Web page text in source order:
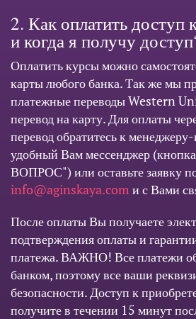
2. Как оплатить доступ
и когда я получу
Оплатить курсы можно
карты любого банка. Так же мы
платежные переводы Western
перевод на карту. Для оплаты
перевод обратитесь к
удобный Вам мессенджер
ВОПРОС") или оставьте заявку
info@aginskaya.com и с Вами
После оплаты Вы получаете
подтверждения оплаты и
платежа. ВАЖНО! Все платежи
банком, поэтому все ваши
безопасности. Доступ к
получите в течении 15 минут